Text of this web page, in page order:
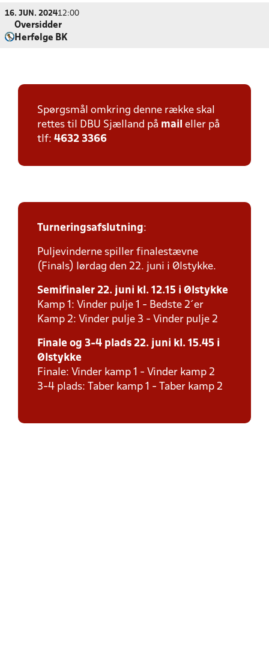
16. JUN. 202412:00
Oversidder
Herfølge BK
Spørgsmål omkring denne række skal
rettes til DBU Sjælland på mail eller på
tlf: 4632 3366
Turneringsafslutning:
Puljevinderne spiller finalestævne
(Finals) lørdag den 22. juni i Ølstykke.
Semifinaler 22. juni kl. 12.15 i Ølstykke
Kamp 1: Vinder pulje 1 - Bedste 2´er
Kamp 2: Vinder pulje 3 - Vinder pulje 2
Finale og 3-4 plads 22. juni kl. 15.45 i
Ølstykke
Finale: Vinder kamp 1 - Vinder kamp 2
3-4 plads: Taber kamp 1 - Taber kamp 2